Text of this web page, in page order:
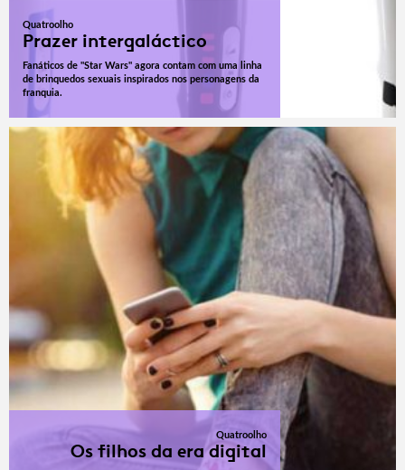
Quatroolho
Prazer intergaláctico
Fanáticos de "Star Wars" agora contam com uma linha
de brinquedos sexuais inspirados nos personagens da
franquia.
Quatroolho
Os filhos da era digital